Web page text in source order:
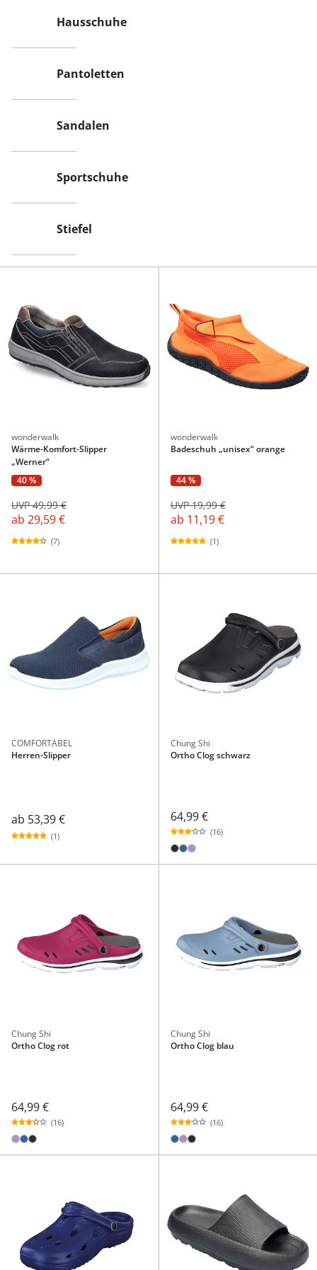
Hausschuhe
Pantoletten
Sandalen
Sportschuhe
Stiefel
wonderwalk
Wärme-Komfort-Slipper
„Werner“
40 %
ab 29,59 €
UVP 49,99 €
(7)
wonderwalk
Badeschuh „unisex“ orange
44 %
ab 11,19 €
UVP 19,99 €
(1)
COMFORTABEL
Herren-Slipper
ab 53,39 €
(1)
Chung Shi
Ortho Clog schwarz
64,99 €
(16)
Chung Shi
Ortho Clog rot
64,99 €
(16)
Chung Shi
Ortho Clog blau
64,99 €
(16)